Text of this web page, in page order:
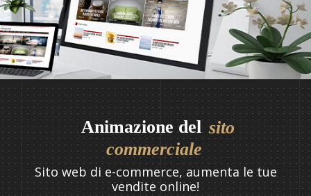
Animazione del sito
commerciale
Sito web di e-commerce, aumenta le tue
vendite online!